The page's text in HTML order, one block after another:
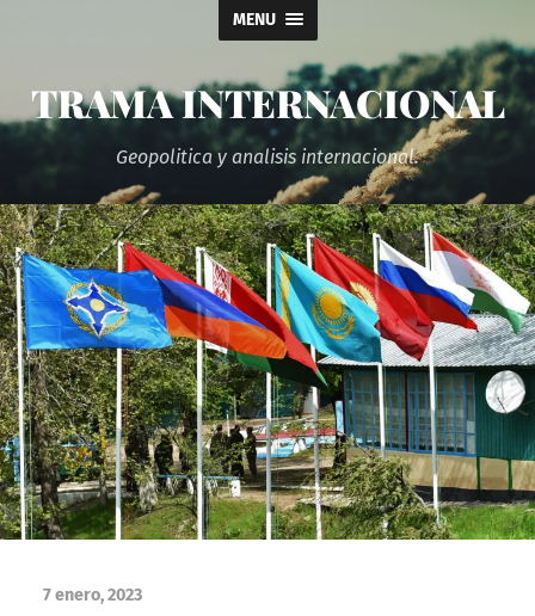
MENU
TRAMA INTERNACIONAL
Geopolitica y analisis internacional.
7 enero, 2023